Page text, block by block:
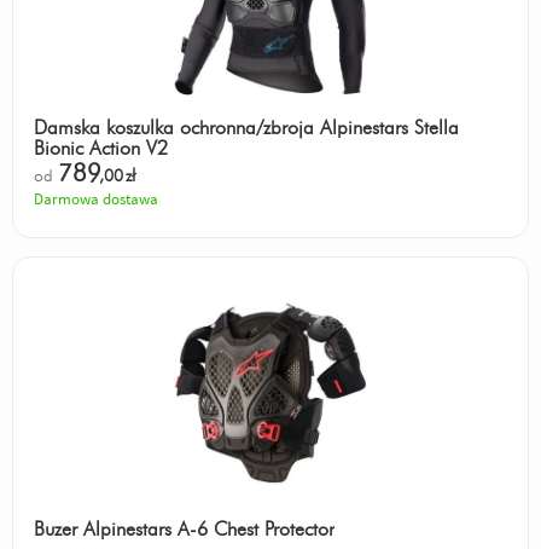
Damska koszulka ochronna/zbroja Alpinestars Stella
Bionic Action V2
od 789,00zł
Darmowa dostawa
Buzer Alpinestars A-6 Chest Protector